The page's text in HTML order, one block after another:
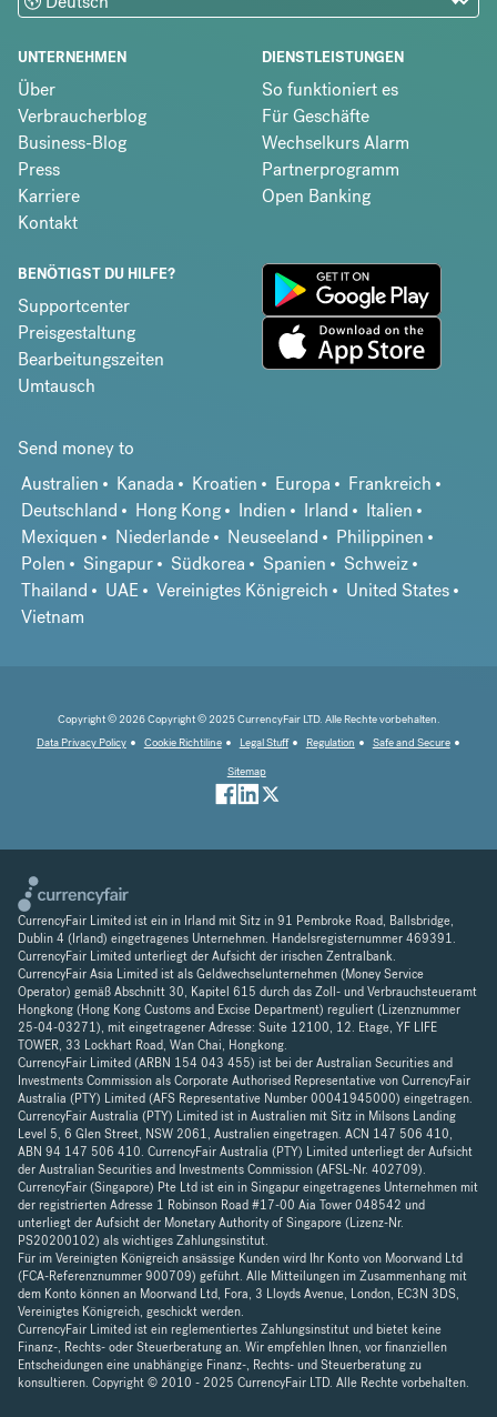
UNTERNEHMEN
Über
Verbraucherblog
Business-Blog
Press
Karriere
Kontakt
DIENSTLEISTUNGEN
So funktioniert es
Für Geschäfte
Wechselkurs Alarm
Partnerprogramm
Open Banking
BENÖTIGST DU HILFE?
Supportcenter
Preisgestaltung
Bearbeitungszeiten
Umtausch
Send money to
Australien
Kanada Kroatien Europa
Frankreich
Deutschland
Hong Kong Indien Irland
Italien
Mexiquen
Niederlande Neuseeland
Philippinen
Polen
Singapur Südkorea Spanien
Schweiz
Thailand
UAE Vereinigtes Königreich
United States
Vietnam
Copyright © 2026 Copyright © 2025 CurrencyFair LTD. Alle Rechte vorbehalten.
Data Privacy Policy
Cookie Richtiline Legal Stuff Regulation
Safe and Secure
Sitemap
CurrencyFair Limited ist ein in Irland mit Sitz in 91 Pembroke Road, Ballsbridge,
Dublin 4 (Irland) eingetragenes Unternehmen. Handelsregisternummer 469391.
CurrencyFair Limited unterliegt der Aufsicht der irischen Zentralbank.
CurrencyFair Asia Limited ist als Geldwechselunternehmen (Money Service
Operator) gemäß Abschnitt 30, Kapitel 615 durch das Zoll- und Verbrauchsteueramt
Hongkong (Hong Kong Customs and Excise Department) reguliert (Lizenznummer
25-04-03271), mit eingetragener Adresse: Suite 12100, 12. Etage, YF LIFE
TOWER, 33 Lockhart Road, Wan Chai, Hongkong.
CurrencyFair Limited (ARBN 154 043 455) ist bei der Australian Securities and
Investments Commission als Corporate Authorised Representative von CurrencyFair
Australia (PTY) Limited (AFS Representative Number 00041945000) eingetragen.
CurrencyFair Australia (PTY) Limited ist in Australien mit Sitz in Milsons Landing
Level 5, 6 Glen Street, NSW 2061, Australien eingetragen. ACN 147 506 410,
ABN 94 147 506 410. CurrencyFair Australia (PTY) Limited unterliegt der Aufsicht
der Australian Securities and Investments Commission (AFSL-Nr. 402709).
CurrencyFair (Singapore) Pte Ltd ist ein in Singapur eingetragenes Unternehmen mit
der registrierten Adresse 1 Robinson Road #17-00 Aia Tower 048542 und
unterliegt der Aufsicht der Monetary Authority of Singapore (Lizenz-Nr.
PS20200102) als wichtiges Zahlungsinstitut.
Für im Vereinigten Königreich ansässige Kunden wird Ihr Konto von Moorwand Ltd
(FCA-Referenznummer 900709) geführt. Alle Mitteilungen im Zusammenhang mit
dem Konto können an Moorwand Ltd, Fora, 3 Lloyds Avenue, London, EC3N 3DS,
Vereinigtes Königreich, geschickt werden.
CurrencyFair Limited ist ein reglementiertes Zahlungsinstitut und bietet keine
Finanz-, Rechts- oder Steuerberatung an. Wir empfehlen Ihnen, vor finanziellen
Entscheidungen eine unabhängige Finanz-, Rechts- und Steuerberatung zu
konsultieren. Copyright © 2010 - 2025 CurrencyFair LTD. Alle Rechte vorbehalten.